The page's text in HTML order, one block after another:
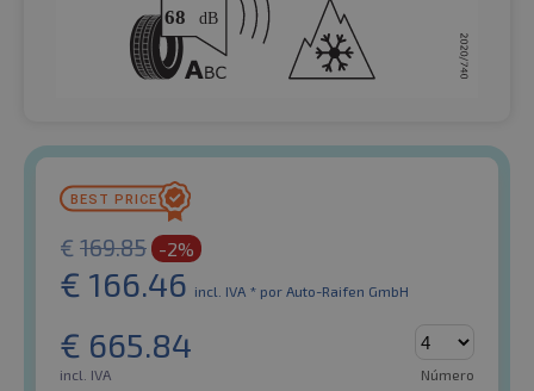
€ 169.85 -2%
€ 166.46 incl. IVA * por Auto-Raifen GmbH
€ 665.84
incl. IVA Número